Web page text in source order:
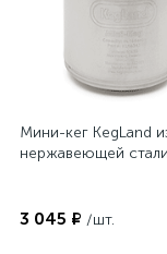
Мини-кег KegLand
нержавеющей
3 045 ₽ /шт.